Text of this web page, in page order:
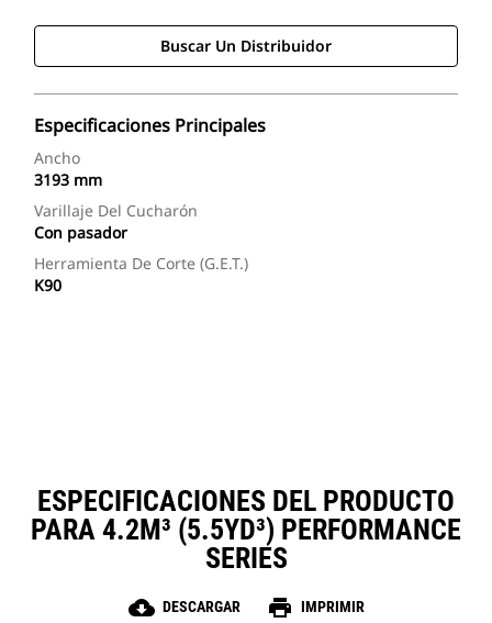
Buscar Un Distribuidor
Especificaciones Principales
Ancho
3193 mm
Varillaje Del Cucharón
Con pasador
Herramienta De Corte (G.E.T.)
K90
ESPECIFICACIONES DEL PRODUCTO
PARA 4.2M³ (5.5YD³) PERFORMANCE
SERIES
cloud_download DESCARGAR print IMPRIMIR